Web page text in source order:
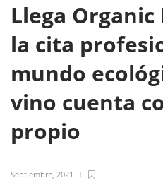
Llega
la cita
mundo
vino cuenta
propio
Septiembre, 2021